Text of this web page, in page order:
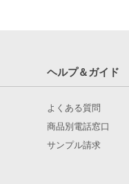
ヘルプ＆ガイド
よくある質問
商品別電話窓口
サンプル請求